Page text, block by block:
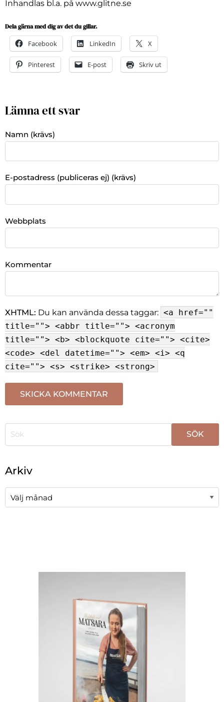
Inhandlas bl.a. på www.glitne.se
Dela gärna med dig av det du gillar.
Facebook LinkedIn X
Pinterest E-post Skriv ut
Lämna ett svar
Namn (krävs)
E-postadress (publiceras ej) (krävs)
Webbplats
Kommentar
XHTML: Du kan använda dessa taggar: <a href=""
title=""> <abbr title=""> <acronym
title=""> <b> <blockquote cite=""> <cite>
<code> <del datetime=""> <em> <i> <q
cite=""> <s> <strike> <strong>
Arkiv